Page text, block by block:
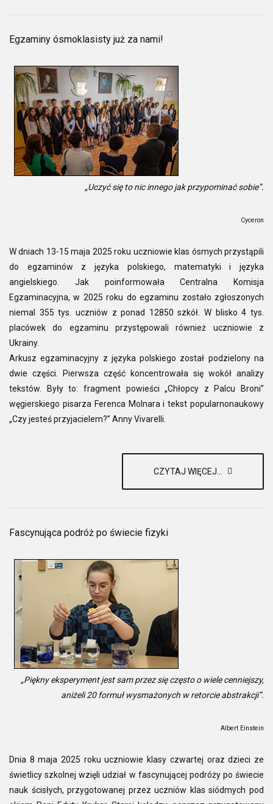
Egzaminy ósmoklasisty już za nami!
„Uczyć się to nic innego jak przypominać sobie”.
Cyceron
W dniach 13-15 maja 2025 roku uczniowie klas ósmych przystąpili
do egzaminów z języka polskiego, matematyki i języka
angielskiego. Jak poinformowała Centralna Komisja
Egzaminacyjna, w 2025 roku do egzaminu zostało zgłoszonych
niemal 355 tys. uczniów z ponad 12850 szkół. W blisko 4 tys.
placówek do egzaminu przystępowali również uczniowie z
Ukrainy.
Arkusz egzaminacyjny z języka polskiego został podzielony na
dwie części. Pierwsza część koncentrowała się wokół analizy
tekstów. Były to: fragment powieści „Chłopcy z Palcu Broni”
węgierskiego pisarza Ferenca Molnara i tekst popularnonaukowy
„Czy jesteś przyjacielem?” Anny Vivarelli.
CZYTAJ WIĘCEJ...
Fascynująca podróż po świecie fizyki
„Piękny eksperyment jest sam przez się często o wiele cenniejszy,
aniżeli 20 formuł wysmażonych w retorcie abstrakcji”.
Albert Einstein
Dnia 8 maja 2025 roku uczniowie klasy czwartej oraz dzieci ze
świetlicy szkolnej wzięli udział w fascynującej podróży po świecie
nauk ścisłych, przygotowanej przez uczniów klas siódmych pod